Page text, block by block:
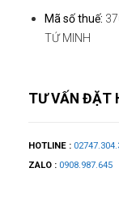
Mã số thuế:
TỨ MINH
TƯ VẤN ĐẶT
HOTLINE :
ZALO : 0908.987.645